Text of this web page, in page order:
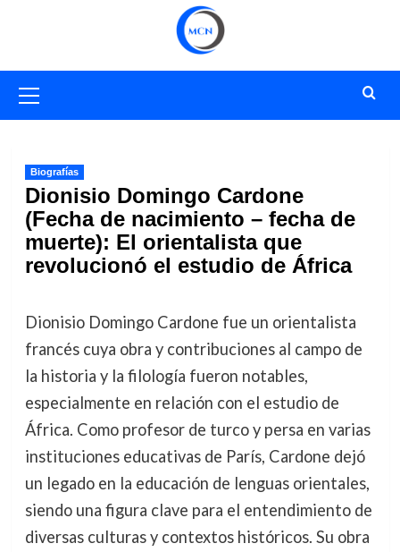
primario
Biografías
Dionisio Domingo Cardone
(Fecha de nacimiento – fecha de
muerte): El orientalista que
revolucionó el estudio de África
Dionisio Domingo Cardone fue un orientalista
francés cuya obra y contribuciones al campo de
la historia y la filología fueron notables,
especialmente en relación con el estudio de
África. Como profesor de turco y persa en varias
instituciones educativas de París, Cardone dejó
un legado en la educación de lenguas orientales,
siendo una figura clave para el entendimiento de
diversas culturas y contextos históricos. Su obra